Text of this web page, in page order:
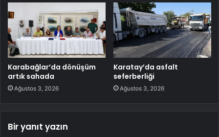
Karabağlar’da dönüşüm
artık sahada
Ağustos 3, 2026
Karatay’da asfalt
seferberliği
Ağustos 3, 2026
Bir yanıt yazın